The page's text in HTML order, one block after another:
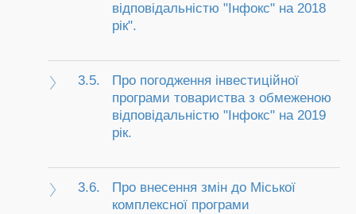
відповідальністю "Інфокс" на 2018
рік".
3.5.
Про погодження інвестиційної
програми товариства з обмеженою
відповідальністю "Інфокс" на 2019
рік.
3.6.
Про внесення змін до Міської
комплексної програми